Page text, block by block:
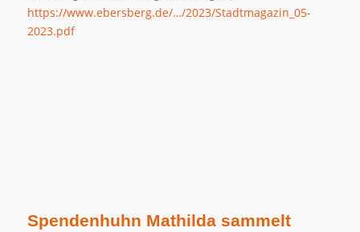
https://www.ebersberg.de/…/2023/Stadtmagazin_05-
2023.pdf
Spendenhuhn Mathilda sammelt